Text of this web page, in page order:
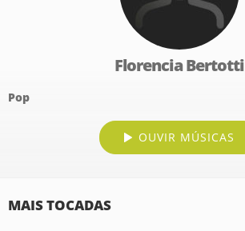
Florencia Bertotti
Pop
OUVIR MÚSICAS
MAIS TOCADAS